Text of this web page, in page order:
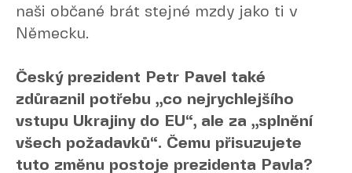
naši občané brát stejné mzdy jako ti v
Německu.
Český prezident Petr Pavel také
zdůraznil potřebu „co nejrychlejšího
vstupu Ukrajiny do EU“, ale za „splnění
všech požadavků“. Čemu přisuzujete
tuto změnu postoje prezidenta Pavla?